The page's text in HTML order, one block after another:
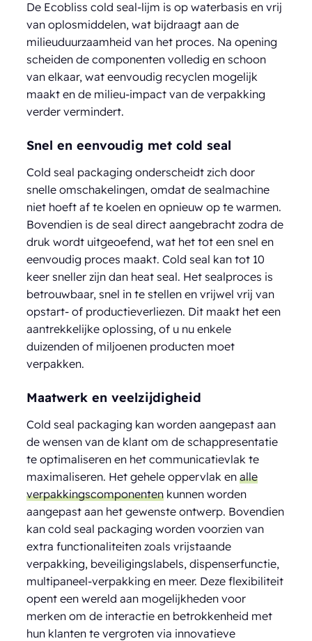
De Ecobliss cold seal-lijm is op waterbasis en vrij
van oplosmiddelen, wat bijdraagt aan de
milieuduurzaamheid van het proces. Na opening
scheiden de componenten volledig en schoon
van elkaar, wat eenvoudig recyclen mogelijk
maakt en de milieu-impact van de verpakking
verder vermindert.
Snel en eenvoudig met cold seal
Cold seal packaging onderscheidt zich door
snelle omschakelingen, omdat de sealmachine
niet hoeft af te koelen en opnieuw op te warmen.
Bovendien is de seal direct aangebracht zodra de
druk wordt uitgeoefend, wat het tot een snel en
eenvoudig proces maakt. Cold seal kan tot 10
keer sneller zijn dan heat seal. Het sealproces is
betrouwbaar, snel in te stellen en vrijwel vrij van
opstart- of productieverliezen. Dit maakt het een
aantrekkelijke oplossing, of u nu enkele
duizenden of miljoenen producten moet
verpakken.
Maatwerk en veelzijdigheid
Cold seal packaging kan worden aangepast aan
de wensen van de klant om de schappresentatie
te optimaliseren en het communicatievlak te
maximaliseren. Het gehele oppervlak enalle
verpakkingscomponenten kunnen worden
aangepast aan het gewenste ontwerp. Bovendien
kan cold seal packaging worden voorzien van
extra functionaliteiten zoals vrijstaande
verpakking, beveiligingslabels, dispenserfunctie,
multipaneel-verpakking en meer. Deze flexibiliteit
opent een wereld aan mogelijkheden voor
merken om de interactie en betrokkenheid met
hun klanten te vergroten via innovatieve